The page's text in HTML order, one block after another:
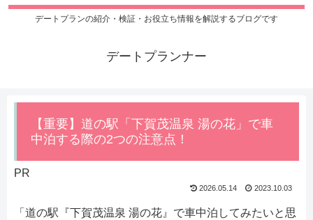
デートプランの紹介・検証・お役立ち情報を解説するブログです
デートプランナー
【重要】道の駅「下賀茂温泉 湯の花」で車
中泊する際の2つの注意点！
PR
2026.05.14 2023.10.03
「道の駅『下賀茂温泉 湯の花』で車中泊してみたいと思